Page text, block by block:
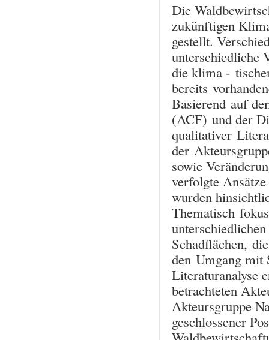
Die
zukünftigen
gestellt.
unterschiedliche
die klima -
bereits
Basierend auf
(ACF) und der
qualitativer
der
sowie
verfolgte
wurden
Thematisch
Schadflächen,
den Umgang mit
Literaturanalyse
betrachteten
Akteursgruppe
geschlossener